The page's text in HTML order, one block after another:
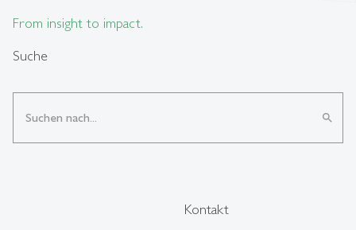
From insight to impact.
Suche
search
Kontakt